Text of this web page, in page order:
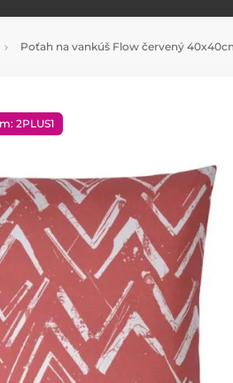
Poťah na vankúš Flow červený
2PLUS1